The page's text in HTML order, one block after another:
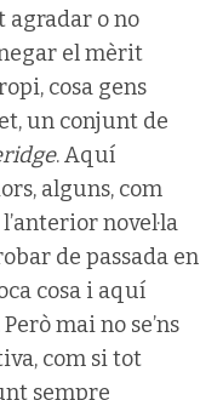
agradar o no
el mèrit
cosa gens
un conjunt de
. Aquí
alguns, com
novel·la
de passada en
cosa i aquí
mai no se’ns
com si tot
sempre